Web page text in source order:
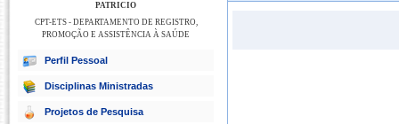
PATRICIO
CPT-ETS - DEPARTAMENTO DE REGISTRO,
PROMOÇÃO E ASSISTÊNCIA À SAÚDE
Perfil Pessoal
Disciplinas Ministradas
Projetos de Pesquisa